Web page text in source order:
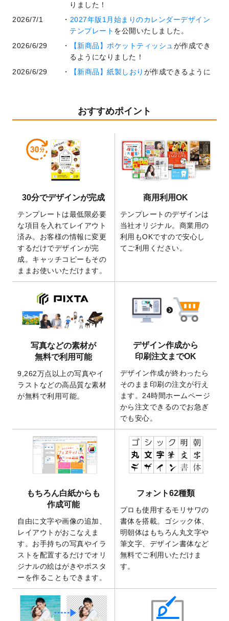
りました！
2026/7/1
2027年版1月始まりのカレンダーデザイン
テンプレート を公開いたしました。
2026/6/29
【新商品】ポケットティッシュが作成でき
るようになりました！
2026/6/29
【新商品】紙製しおり が作成できるように
業効率を上げる便利な操作方法3選！
開いたしました。
暑中見舞いのデザインテンプレート
しました。
2026/5/28
【新商品】マグネットステッカーが作成で
きるようになりました！
の全4ステップを解説！」を公開いたしまし
た。
2026/4/23
コラム「 画像の配置・差し替え・トリミン
グ」「テンプレート間でパーツを流用する
方法」を公開いたしました。
2026/4/21
アクリルキーホルダーのデザインテンプレ
ート を追加いたしました。
りました！
2025/12/22
【新商品】アクリルキーホルダーが作成で
きるようになりました！
2025/12/22
2026年版4月始まりのカレンダーデザイン
テンプレート
を公開いたしました。
開いたしました。
2025/9/30
【新商品】クリアファイルバッグ が作成で
きるようになりました！
2026年午年の年賀状デザインテンプレート
を公開いたしました。
2025/9/10
喪中はがき・寒中見舞いのデザインテンプ
レートを公開いたしました。
2025/8/1
9,160万点以上の写真やイラスト素材が無料
2025/7/30
キャンバスプリントのデザインテンプレー
トを追加いたしました。
2025/6/30
暑中見舞いのデザインテンプレートを追加
しました。
2025/6/27
キャンバスプリントのデザインテンプレー
トを追加いたしました。
2025/6/24
2026年版1月始まりのカレンダーデザイン
テンプレートを公開いたしました。
2025/6/9
「背景削除機能
」を実装しました。
2025/4/3
DMのデザインテンプレートを追加しまし
おすすめポイント
30分でデザインが完成
テンプレートは最低限必要
な項目を入れてレイアウト
済み。お客様の情報に変更
するだけでデザインが完
成。キャッチコピーもその
ままお使いいただけます。
商用利用OK
テンプレートのデザインは
当社オリジナル。商業用の
利用もOKですので安心し
てご利用ください。
写真などの素材が
無料で利用可能
9,262万点以上の写真やイ
ラストなどの高品質な素材
が無料で利用可能。
デザイン作成から
印刷注文までOK
デザイン作成が終わったら
そのまま印刷の注文が行え
ます。24時間ホームページ
から注文できるのでお急ぎ
でも安心。
もちろん白紙からも
作成可能
自由に文字や画像の追加、
レイアウトがおこなえま
す。お手持ちの写真やイラ
ストを配置するだけでオリ
ジナルの絵はがきやポスタ
ーを作ることもできます。
フォント62種類
プロも使用するモリサワの
書体を搭載。ゴシック体、
明朝体はもちろん丸文字や
筆文字、デザイン書体など
無料でご利用いただけま
す。